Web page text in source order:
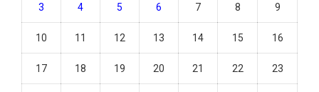
3 4 5 6 7 8 9
10 11 12 13 14 15 16
17 18 19 20 21 22 23